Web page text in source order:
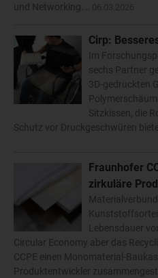
und Networking.…
Cirp:
Im
sechs Partner
3D-gedruckten
Sitzkissen, die
Schutz vor Druckgeschwüren
Fraunhofer
zirkuläre
Lebensdauer
Circular Economy aber das
CCPE einen Monomaterial-
Produktentwickler